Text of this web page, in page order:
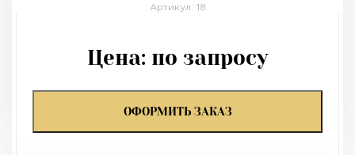
Артикул: 18
Цена: по запросу
ОФОРМИТЬ ЗАКАЗ